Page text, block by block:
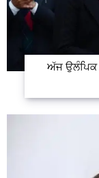
ਅੱਜ ਉਲੰਪਿਕ